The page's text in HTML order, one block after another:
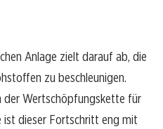
Anlage zielt darauf ab, die
zu beschleunigen.
der Wertschöpfungskette für
ist dieser Fortschritt eng mit